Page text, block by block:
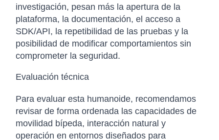
investigación, pesan más la apertura de la
plataforma, la documentación, el acceso a
SDK/API, la repetibilidad de las pruebas y la
posibilidad de modificar comportamientos sin
comprometer la seguridad.
Evaluación técnica
Para evaluar esta humanoide, recomendamos
revisar de forma ordenada las capacidades de
movilidad bípeda, interacción natural y
operación en entornos diseñados para